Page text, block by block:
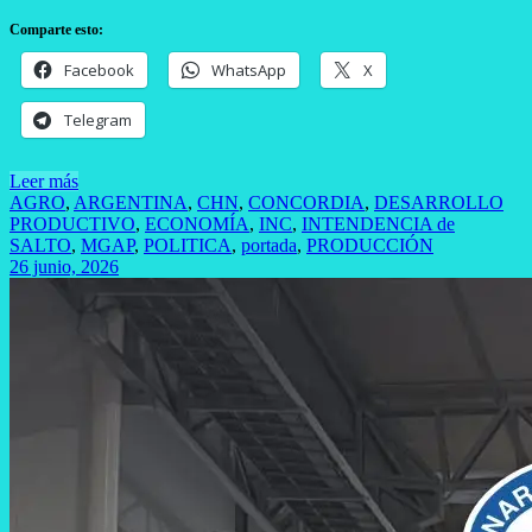
Comparte esto:
Facebook WhatsApp X
Telegram
Leer más
AGRO, ARGENTINA, CHN, CONCORDIA, DESARROLLO
PRODUCTIVO, ECONOMÍA, INC, INTENDENCIA de
SALTO, MGAP, POLITICA, portada, PRODUCCIÓN
26 junio, 2026